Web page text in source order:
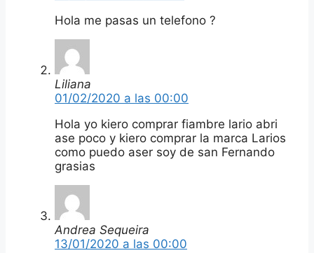
Hola me pasas un telefono ?
Liliana
01/02/2020 a las 00:00
Hola yo kiero comprar fiambre lario abri
ase poco y kiero comprar la marca Larios
como puedo aser soy de san Fernando
grasias
Andrea Sequeira
13/01/2020 a las 00:00